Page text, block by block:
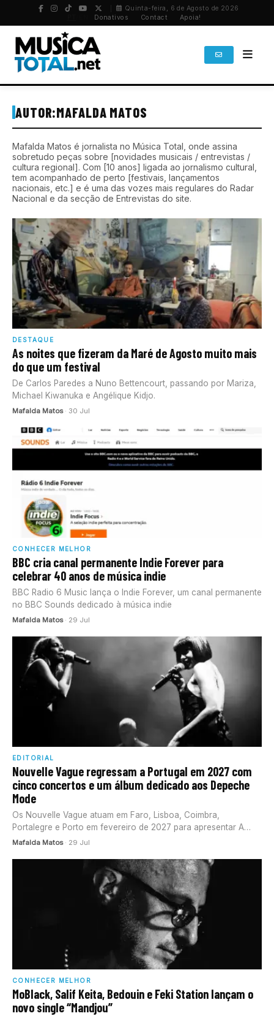
Quinta-feira, 6 de Agosto de 2026
Donativos Contact Apoia!
AUTOR:MAFALDA MATOS
Mafalda Matos é jornalista no Música Total, onde assina
sobretudo peças sobre [novidades musicais / entrevistas /
cultura regional]. Com [10 anos] ligada ao jornalismo cultural,
tem acompanhado de perto [festivais, lançamentos
nacionais, etc.] e é uma das vozes mais regulares do Radar
Nacional e da secção de Entrevistas do site.
DESTAQUE
As noites que fizeram da Maré de Agosto muito mais
do que um festival
De Carlos Paredes a Nuno Bettencourt, passando por Mariza,
Michael Kiwanuka e Angélique Kidjo.
Mafalda Matos· 30 Jul
CONHECER MELHOR
BBC cria canal permanente Indie Forever para
celebrar 40 anos de música indie
BBC Radio 6 Music lança o Indie Forever, um canal permanente
no BBC Sounds dedicado à música indie
Mafalda Matos· 29 Jul
EDITORIAL
Nouvelle Vague regressam a Portugal em 2027 com
cinco concertos e um álbum dedicado aos Depeche
Mode
Os Nouvelle Vague atuam em Faro, Lisboa, Coimbra,
Portalegre e Porto em fevereiro de 2027 para apresentar A
Date with…
Mafalda Matos· 29 Jul
CONHECER MELHOR
MoBlack, Salif Keita, Bedouin e Feki Station lançam o
novo single “Mandjou”